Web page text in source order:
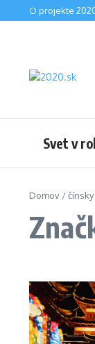
Preskočiť na obsah
O projekte
Svet v
Domov /